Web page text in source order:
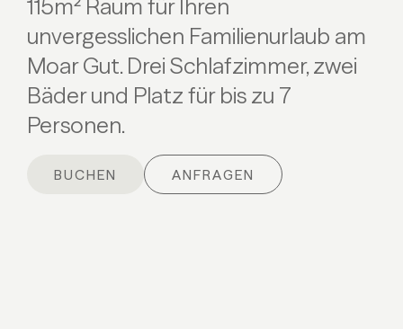
115m² Raum für Ihren
unvergesslichen Familienurlaub am
Moar Gut. Drei Schlafzimmer, zwei
Bäder und Platz für bis zu 7
Personen.
BUCHEN ANFRAGEN